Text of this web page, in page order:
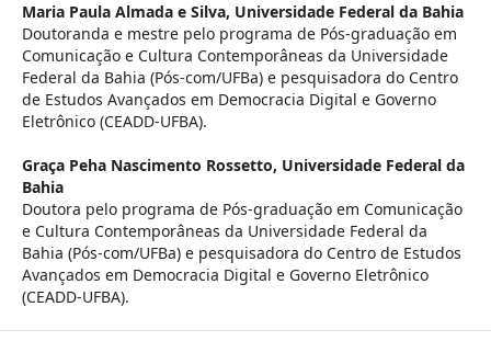
Maria Paula Almada e Silva, Universidade Federal da Bahia
Doutoranda e mestre pelo programa de Pós-graduação em
Comunicação e Cultura Contemporâneas da Universidade
Federal da Bahia (Pós-com/UFBa) e pesquisadora do Centro
de Estudos Avançados em Democracia Digital e Governo
Eletrônico (CEADD-UFBA).
Graça Peha Nascimento Rossetto, Universidade Federal da
Bahia
Doutora pelo programa de Pós-graduação em Comunicação
e Cultura Contemporâneas da Universidade Federal da
Bahia (Pós-com/UFBa) e pesquisadora do Centro de Estudos
Avançados em Democracia Digital e Governo Eletrônico
(CEADD-UFBA).